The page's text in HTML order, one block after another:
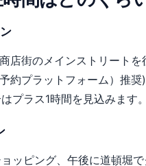
店街のメインストリート
約プラットフォーム）推奨
プラス1時間を見込みます
ッピング、午後に道頓堀